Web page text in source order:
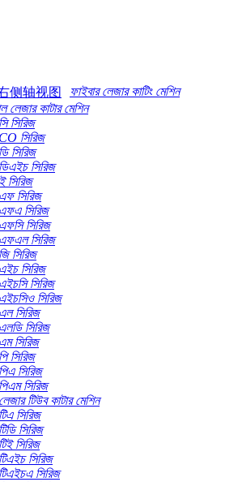
ফাইবার লেজার কাটিং মেশিন
লেজার কাটার মেশিন
সি সিরিজ
CO সিরিজ
ডি সিরিজ
ডিএইচ সিরিজ
ই সিরিজ
এফ সিরিজ
এফএ সিরিজ
এফসি সিরিজ
এফএল সিরিজ
জি সিরিজ
এইচ সিরিজ
এইচসি সিরিজ
এইচসিও সিরিজ
এল সিরিজ
এলডি সিরিজ
এম সিরিজ
পি সিরিজ
পিএ সিরিজ
পিএম সিরিজ
টিউব কাটার মেশিন
টিএ সিরিজ
টিডি সিরিজ
টিই সিরিজ
টিএইচ সিরিজ
টিএইচএ সিরিজ